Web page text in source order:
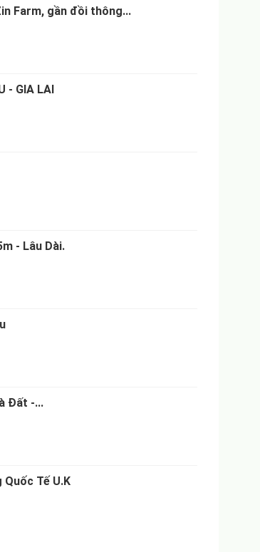
Farm, gần đồi thông...
- GIA LAI
- Lâu Dài.
Đất -...
Tế U.K